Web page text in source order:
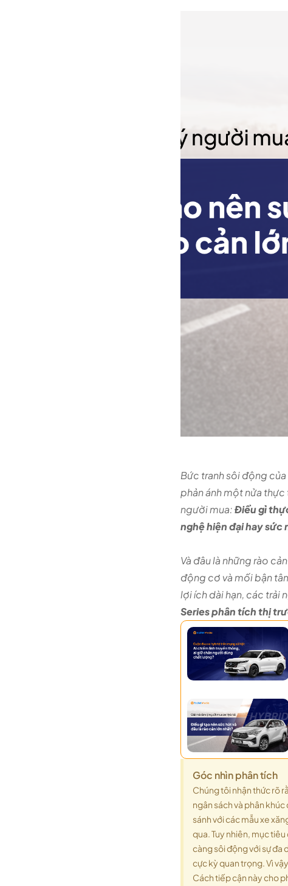
Bức tranh sôi động
phản ánh một nửa
người mua:Điều gì
nghệ hiện đại hay
Và đâu là những rào
động cơ và mối bận
lợi ích dài hạn, các trải
Series phân tích thị
Góc nhìn phân tích
Chúng tôi nhận thức rõ
ngân sách và phân
sánh với các mẫu xe
qua. Tuy nhiên, mục
càng sôi động với sự đa
cực kỳ quan trọng. Vì
Cách tiếp cận này cho